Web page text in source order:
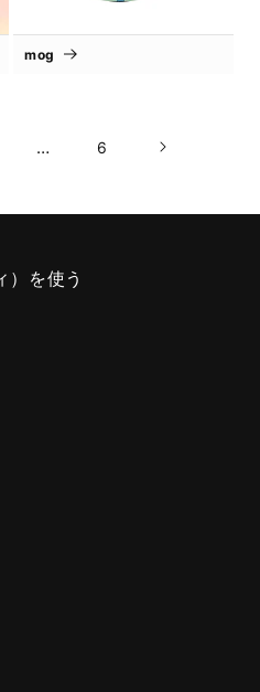
mog
… 6
を使う